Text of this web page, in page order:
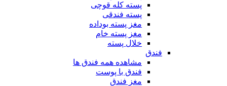
پسته کله قوچی
پسته فندقی
مغز پسته بوداده
مغز پسته خام
خلال پسته
فندق
مشاهده همه فندق ها
فندق با پوست
مغز فندق